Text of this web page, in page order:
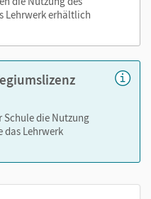
Lehrwerk erhältlich
Schule die Nutzung
das Lehrwerk